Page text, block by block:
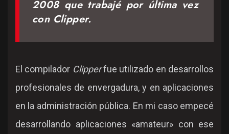
2008 que trabajé por última vez
con Clipper.
El compilador Clipperfue utilizado en desarrollos
profesionales de envergadura, y en aplicaciones
en la administración pública. En mi caso empecé
desarrollando aplicaciones «amateur» con ese